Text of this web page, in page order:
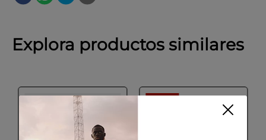
Explora productos similares